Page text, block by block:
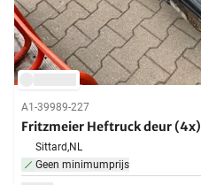
A1-39989-227
Fritzmeier Heftruck deur (4x)
Sittard,NL
Geen minimumprijs